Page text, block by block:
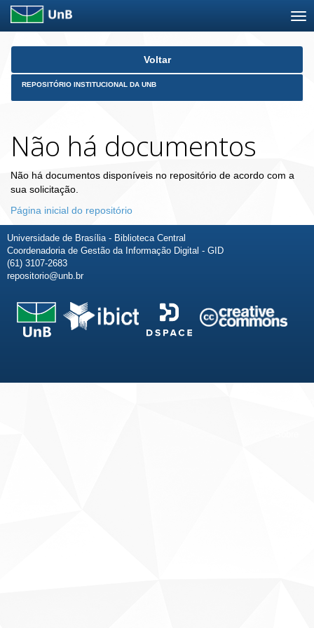
Skip
Voltar
REPOSITÓRIO INSTITUCIONAL DA UNB
Não há documentos
Não há documentos disponíveis no repositório de acordo com a
sua solicitação.
Página inicial do repositório
Universidade de Brasília - Biblioteca Central
Coordenadoria de Gestão da Informação Digital - GID
(61) 3107-2683
repositorio@unb.br